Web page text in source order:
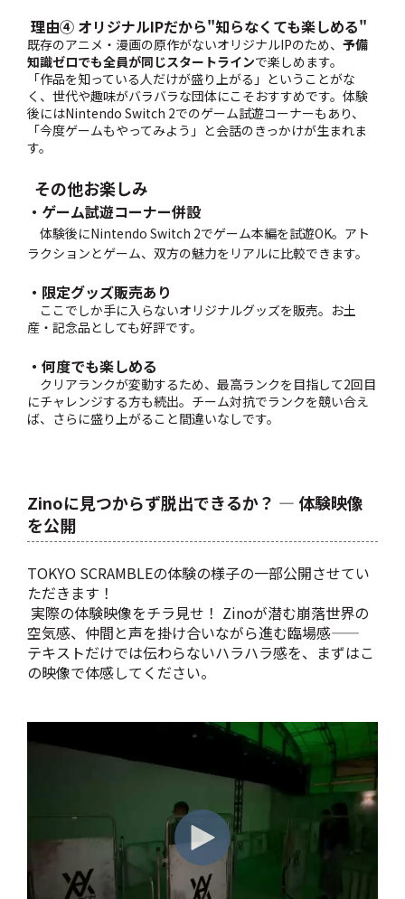
理由④ オリジナルIPだから"知らなくても楽しめる"
既存のアニメ・漫画の原作がないオリジナルIPのため、 予備
知識ゼロでも全員が同じスタートラインで楽しめます。
「作品を知っている人だけが盛り上がる」ということがな
く、世代や趣味がバラバラな団体にこそおすすめです。体験
後にはNintendo Switch 2でのゲーム試遊コーナーもあり、
「今度ゲームもやってみよう」と会話のきっかけが生まれま
す。
その他お楽しみ
・ゲーム試遊コーナー併設
体験後にNintendo Switch 2でゲーム本編を試遊OK。アト
ラクションとゲーム、双方の魅力をリアルに比較できます。
・限定グッズ販売あり
ここでしか手に入らないオリジナルグッズを販売。お土
産・記念品としても好評です。
・何度でも楽しめる
クリアランクが変動するため、最高ランクを目指して2回目
にチャレンジする方も続出。チーム対抗でランクを競い合え
ば、さらに盛り上がること間違いなしです。
Zinoに見つからず脱出できるか？ ― 体験映像
を公開
TOKYO SCRAMBLEの体験の様子の一部公開させてい
ただきます！
実際の体験映像をチラ見せ！ Zinoが潜む崩落世界の
空気感、仲間と声を掛け合いながら進む臨場感――
テキストだけでは伝わらないハラハラ感を、まずはこ
の映像で体感してください。